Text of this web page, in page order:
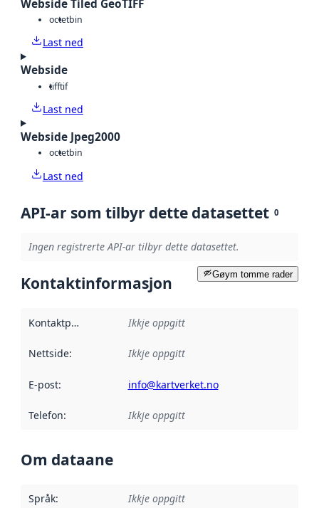
Webside Tiled GeoTIFF
octetbin
Last ned
Webside
tifftif
Last ned
Webside Jpeg2000
octetbin
Last ned
API-ar som tilbyr dette datasettet 0
Ingen registrerte API-ar tilbyr dette datasettet.
Gøym tomme rader
Kontaktinformasjon
Kontaktpunkt Ikkje oppgitt
Nettside: Ikkje oppgitt
E-post: info@kartverket.no
Telefon: Ikkje oppgitt
Om dataane
Språk: Ikkje oppgitt